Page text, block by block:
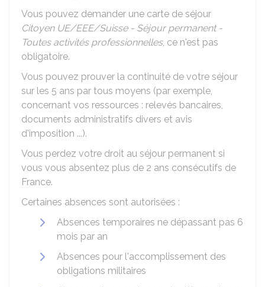
Vous pouvez demander une carte de séjour
Citoyen UE/EEE/Suisse - Séjour permanent -
Toutes activités professionnelles, ce n'est pas
obligatoire.
Vous pouvez prouver la continuité de votre séjour
sur les 5 ans par tous moyens (par exemple,
concernant vos ressources : relevés bancaires,
documents administratifs divers et avis
d'imposition ...).
Vous perdez votre droit au séjour permanent si
vous vous absentez plus de 2 ans consécutifs de
France.
Certaines absences sont autorisées :
Absences temporaires ne dépassant pas 6
mois par an
Absences pour l'accomplissement des
obligations militaires